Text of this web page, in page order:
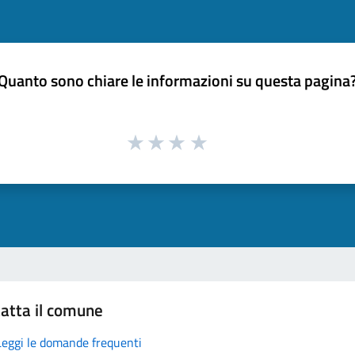
sono chiare le informazioni su questa
il comune
le domande frequenti